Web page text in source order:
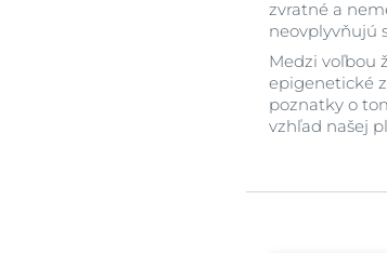
zvratné a
neovplyvňujú
Medzi voľbou
epigenetické
poznatky o
vzhľad našej